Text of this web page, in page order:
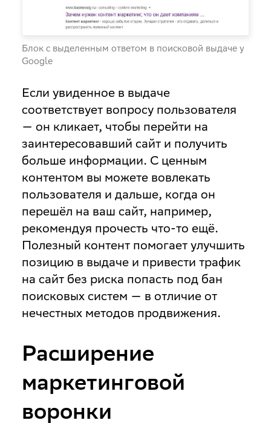
Блок с выделенным ответом в поисковой выдаче у
Google
Если увиденное в выдаче
соответствует вопросу пользователя
— он кликает, чтобы перейти на
заинтересовавший сайт и получить
больше информации. С ценным
контентом вы можете вовлекать
пользователя и дальше, когда он
перешёл на ваш сайт, например,
рекомендуя прочесть что-то ещё.
Полезный контент помогает улучшить
позицию в выдаче и привести трафик
на сайт без риска попасть под бан
поисковых систем — в отличие от
нечестных методов продвижения.
Расширение
маркетинговой
воронки